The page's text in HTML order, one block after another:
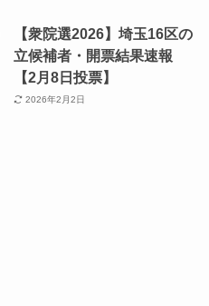
【衆院選2026】埼玉16区の
立候補者・開票結果速報
【2月8日投票】
2026年2月2日